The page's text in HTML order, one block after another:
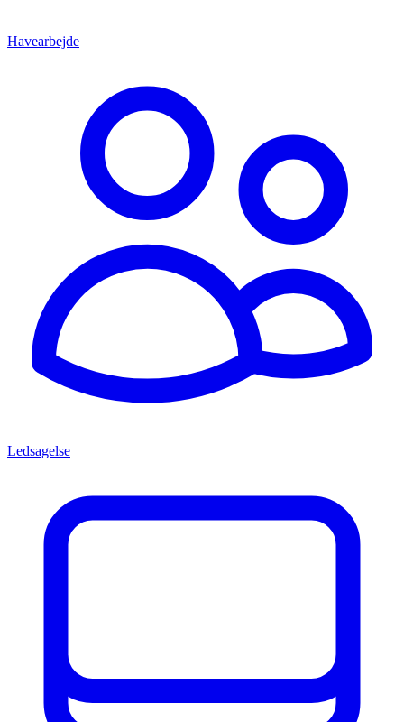
Havearbejde
Ledsagelse